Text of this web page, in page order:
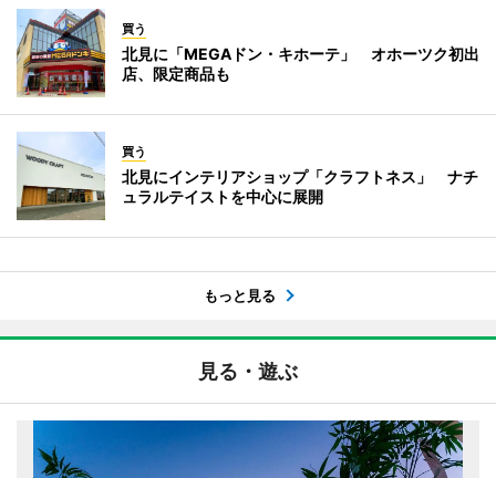
買う
北見に「MEGAドン・キホーテ」 オホーツク初出
店、限定商品も
買う
北見にインテリアショップ「クラフトネス」 ナチ
ュラルテイストを中心に展開
もっと見る
見る・遊ぶ